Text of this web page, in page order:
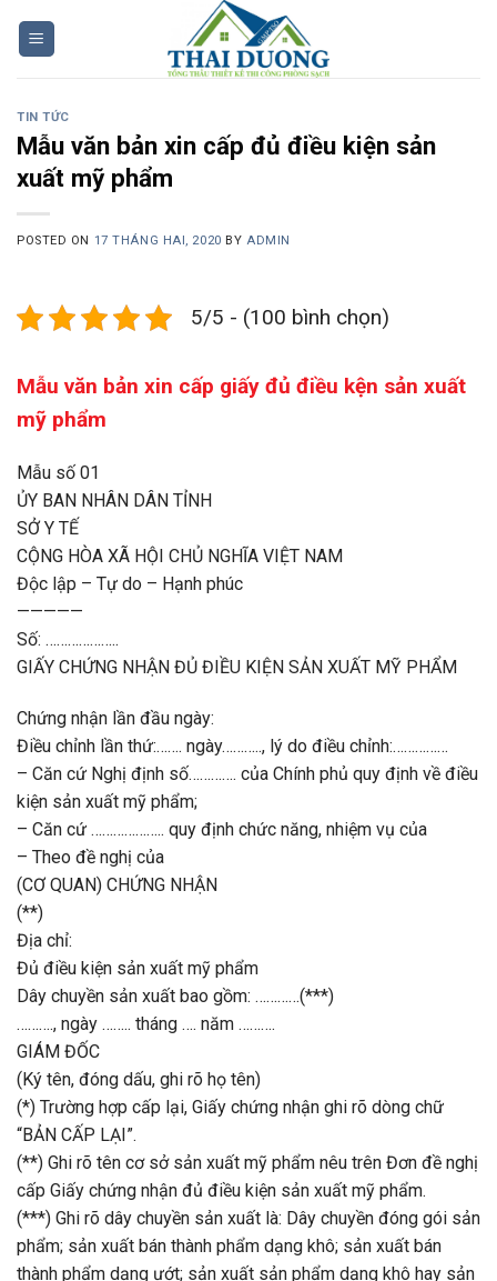
TIN TỨC
Mẫu văn bản xin cấp đủ điều kiện sản
xuất mỹ phẩm
POSTED ON 17 THÁNG HAI, 2020 BY ADMIN
5/5 - (100 bình chọn)
Mẫu văn bản xin cấp giấy đủ điều kện sản xuất
mỹ phẩm
Mẫu số 01
ỦY BAN NHÂN DÂN TỈNH
SỞ Y TẾ
CỘNG HÒA XÃ HỘI CHỦ NGHĨA VIỆT NAM
Độc lập – Tự do – Hạnh phúc
—————
Số: ………………..
GIẤY CHỨNG NHẬN ĐỦ ĐIỀU KIỆN SẢN XUẤT MỸ PHẨM
Chứng nhận lần đầu ngày:
Điều chỉnh lần thứ:……. ngày……….., lý do điều chỉnh:……………
– Căn cứ Nghị định số…………. của Chính phủ quy định về điều
kiện sản xuất mỹ phẩm;
– Căn cứ ……………….. quy định chức năng, nhiệm vụ của
– Theo đề nghị của
(CƠ QUAN) CHỨNG NHẬN
(**)
Địa chỉ:
Đủ điều kiện sản xuất mỹ phẩm
Dây chuyền sản xuất bao gồm: …………(***)
………., ngày …….. tháng …. năm ……….
GIÁM ĐỐC
(Ký tên, đóng dấu, ghi rõ họ tên)
(*) Trường hợp cấp lại, Giấy chứng nhận ghi rõ dòng chữ
“BẢN CẤP LẠI”.
(**) Ghi rõ tên cơ sở sản xuất mỹ phẩm nêu trên Đơn đề nghị
cấp Giấy chứng nhận đủ điều kiện sản xuất mỹ phẩm.
(***) Ghi rõ dây chuyền sản xuất là: Dây chuyền đóng gói sản
phẩm; sản xuất bán thành phẩm dạng khô; sản xuất bán
thành phẩm dạng ướt; sản xuất sản phẩm dạng khô hay sản